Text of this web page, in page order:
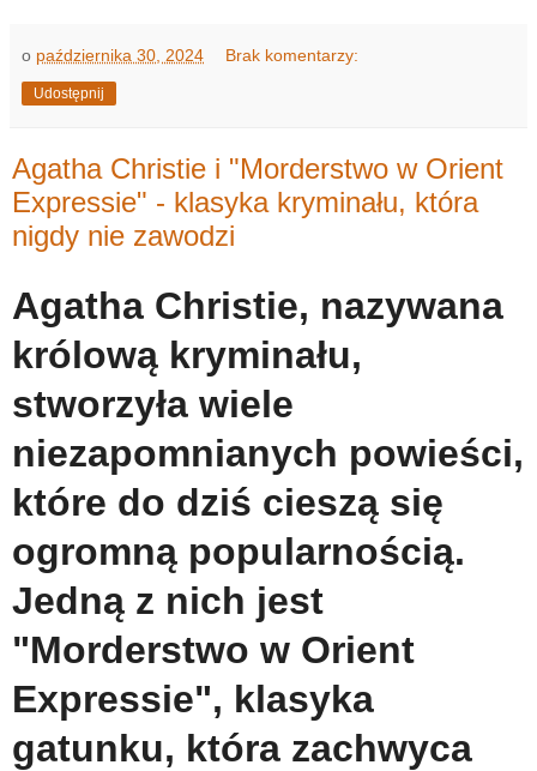
o października 30, 2024 Brak komentarzy:
Udostępnij
Agatha Christie i "Morderstwo w Orient
Expressie" - klasyka kryminału, która
nigdy nie zawodzi
Agatha Christie, nazywana
królową kryminału,
stworzyła wiele
niezapomnianych powieści,
które do dziś cieszą się
ogromną popularnością.
Jedną z nich jest
"Morderstwo w Orient
Expressie", klasyka
gatunku, która zachwyca